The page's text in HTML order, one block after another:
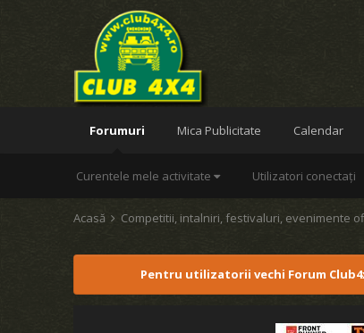
Forumuri
Curentele mele activitate Utilizatori conectați
Mica Publicitate Calendar
Acasă Competitii, intalniri, festivaluri, evenimente
Pentru utilizatorii vechi Forum